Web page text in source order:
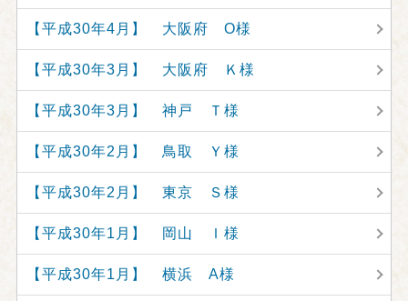
【平成30年4月】 大阪府 O様
【平成30年3月】 大阪府 Ｋ様
【平成30年3月】 神戸 Ｔ様
【平成30年2月】 鳥取 Ｙ様
【平成30年2月】 東京 Ｓ様
【平成30年1月】 岡山 Ｉ様
【平成30年1月】 横浜 A様